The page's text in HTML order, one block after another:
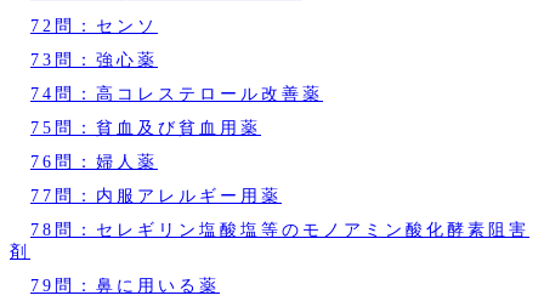
72問：センソ
73問：強心薬
74問：高コレステロール改善薬
75問：貧血及び貧血用薬
76問：婦人薬
77問：内服アレルギー用薬
78問：セレギリン塩酸塩等のモノアミン酸化酵素阻害
剤
79問：鼻に用いる薬